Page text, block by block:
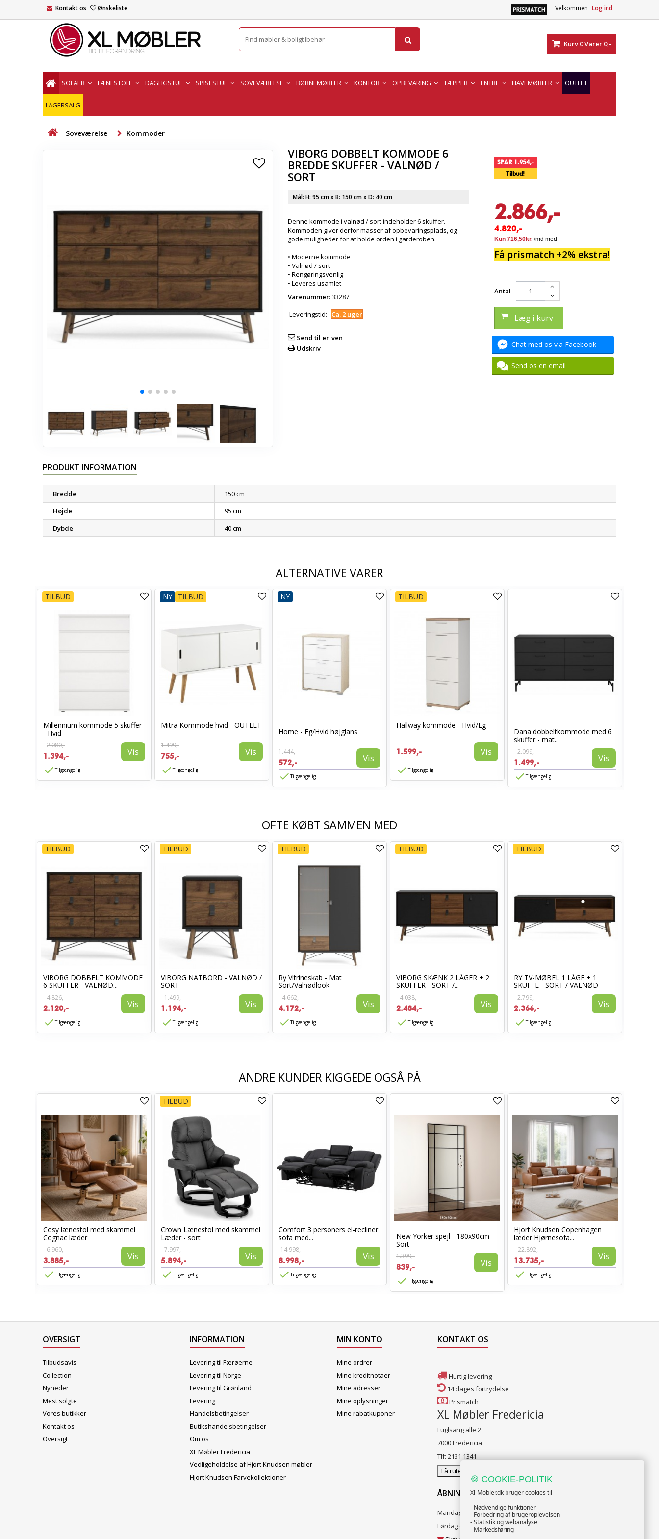
Velkommen Log ind
Kontakt os Ønskeliste
Kurv 0Varer 0,-
SOFAER LÆNESTOLE DAGLIGSTUE SPISESTUE SOVEVÆRELSE BØRNEMØBLER KONTOR OPBEVARING TÆPPER ENTRE HAVEMØBLER OUTLET
LAGERSALG
Soveværelse Kommoder
VIBORG DOBBELT KOMMODE 6
BREDDE SKUFFER - VALNØD /
SORT
Mål: H: 95 cmx B: 150 cmx D: 40 cm
Denne kommode i valnød / sort indeholder 6 skuffer.
Kommoden giver derfor masser af opbevaringsplads, og
gode muligheder for at holde orden i garderoben.
• Moderne kommode
• Valnød / sort
• Rengøringsvenlig
• Leveres usamlet
Varenummer:33287
Leveringstid:
Ca. 2 uger
Send til en ven
Udskriv
SPAR 1.954,-
Tilbud!
2.866,-
4.820,-
Få prismatch +2% ekstra!
Antal
Læg i kurv
Chat med os via Facebook
Send os en email
PRODUKT INFORMATION
Bredde
150 cm
Højde
95 cm
Dybde
40 cm
ALTERNATIVE VARER
TILBUD
Millennium kommode 5 skuffer
- Hvid
2.080,-
1.394,- Vis
Tilgængelig
NY TILBUD
Mitra Kommode hvid - OUTLET
1.499,-
755,- Vis
Tilgængelig
NY
Home - Eg/Hvid højglans
1.444,-
572,- Vis
Tilgængelig
TILBUD
Hallway kommode - Hvid/Eg
1.599,- Vis
Tilgængelig
Dana dobbeltkommode med 6
skuffer - mat...
2.099,-
1.499,- Vis
Tilgængelig
OFTE KØBT SAMMEN MED
TILBUD
VIBORG DOBBELT KOMMODE
6 SKUFFER - VALNØD...
4.826,-
2.120,- Vis
Tilgængelig
TILBUD
VIBORG NATBORD - VALNØD /
SORT
1.499,-
1.194,- Vis
Tilgængelig
TILBUD
Ry Vitrineskab - Mat
Sort/Valnødlook
4.662,-
4.172,- Vis
Tilgængelig
TILBUD
VIBORG SKÆNK 2 LÅGER + 2
SKUFFER - SORT /...
4.038,-
2.484,- Vis
Tilgængelig
TILBUD
RY TV-MØBEL 1 LÅGE + 1
SKUFFE - SORT / VALNØD
2.799,-
2.366,- Vis
Tilgængelig
ANDRE KUNDER KIGGEDE OGSÅ PÅ
Cosy lænestol med skammel
Cognac læder
6.960,-
3.885,- Vis
Tilgængelig
TILBUD
Crown Lænestol med skammel
Læder - sort
7.997,-
5.894,- Vis
Tilgængelig
Comfort 3 personers el-recliner
sofa med...
14.998,-
8.998,- Vis
Tilgængelig
New Yorker spejl - 180x90cm -
Sort
1.399,-
839,- Vis
Tilgængelig
Hjort Knudsen Copenhagen
læder Hjørnesofa...
22.892,-
13.735,- Vis
Tilgængelig
OVERSIGT
Tilbudsavis
Collection
Nyheder
Mest solgte
Vores butikker
Kontakt os
Oversigt
INFORMATION
Levering til Færøerne
Levering til Norge
Levering til Grønland
Levering
Handelsbetingelser
Butikshandelsbetingelser
Om os
XL Møbler Fredericia
Vedligeholdelse af Hjort Knudsen møbler
Hjort Knudsen Farvekollektioner
MIN KONTO
Mine ordrer
Mine kreditnotaer
Mine adresser
Mine oplysninger
Mine rabatkuponer
KONTAKT OS
Hurtig levering
14 dages fortrydelse
Prismatch
XL Møbler Fredericia
Fuglsang alle 2
7000 Fredericia
Tlf: 2131 1341
Få rutevejledning
ÅBNINGSTIDER:
Mandag til Fredag 10:00 til 18:00
Lørdag og Søndag 10:00 til 16:00
🍪 COOKIE-POLITIK
Xl-Mobler.dk bruger cookies til
- Nødvendige funktioner
- Forbedring af brugeroplevelsen
- Statistik og webanalyse
- Markedsføring